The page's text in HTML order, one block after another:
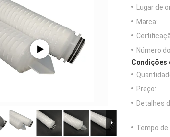
Lugar de
Marca:
Número
Condições
Preço:
Detalhes
Tempo de